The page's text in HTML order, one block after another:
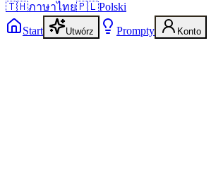
🇹🇭ภาษาไทย🇵🇱Polski
Start
Utwórz Prompty Konto